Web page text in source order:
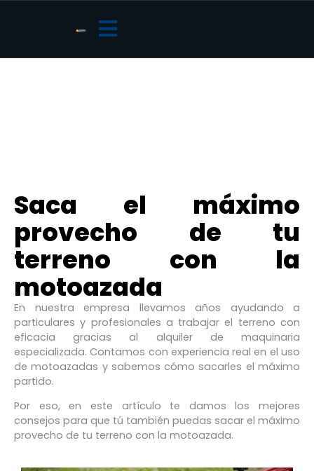
Saca el máximo
provecho de tu
terreno con la
motoazada
En nuestra empresa llevamos años ayudando a
particulares y profesionales a trabajar el terreno con
eficacia gracias al alquiler de maquinaria
especializada. Contamos con experiencia real en el uso
de motoazadas y sabemos cómo sacarles el máximo
partido.
Por eso, en este artículo te damos los mejores
consejos para que tú también puedas sacar el máximo
provecho de tu terreno con la motoazada.